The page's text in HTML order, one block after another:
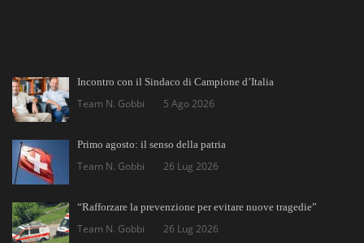
Incontro con il Sindaco di Campione d’Italia
Team N. Gobbi 5 Ago 2026
Primo agosto: il senso della patria
Team N. Gobbi 26 Lug 2026
“Rafforzare la prevenzione per evitare nuove tragedie”
Team N. Gobbi 26 Lug 2026